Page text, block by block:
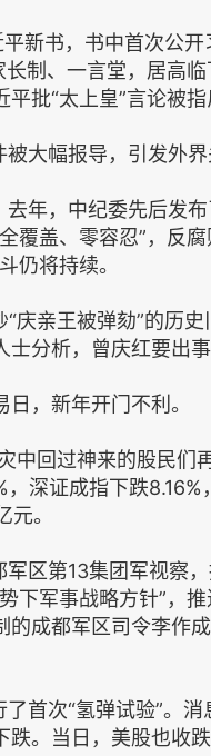
新书，书中首次公
长制、一言堂，居高
批“太上皇”言论被指
大幅报导，引发外界
年，中纪委先后发
覆盖、零容忍”，反
仍将持续。
庆亲王被弹劾”的历
分析，曾庆红要出事
，新年开门不利。
中回过神来的股民们
深证成指下跌
。
区第13集团军视察
下军事战略方针”，
的成都军区司令李作
首次“氢弹试验”。消
。当日，美股也收跌